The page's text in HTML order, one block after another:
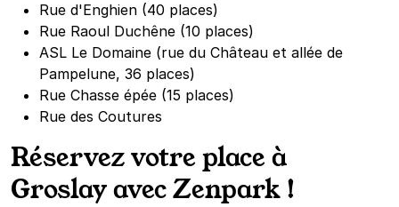
Rue d'Enghien (40 places)
Rue Raoul Duchêne (10 places)
ASL Le Domaine (rue du Château et allée de
Pampelune, 36 places)
Rue Chasse épée (15 places)
Rue des Coutures
Réservez votre place à
Groslay avec Zenpark !